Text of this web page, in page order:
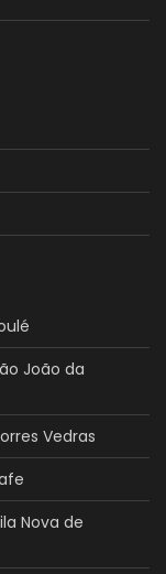
João da
Vedras
Nova de